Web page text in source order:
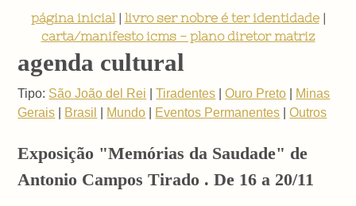
página inicial| livro ser nobre é ter identidade|
carta/manifesto icms - plano diretor matriz
agenda cultural
Tipo: São João del Rei |Tiradentes |Ouro Preto
Minas
Gerais
Brasil Mundo Eventos Permanentes |Outros
Exposição "Memórias da Saudade" de
Antonio Campos Tirado . De 16 a 20/11